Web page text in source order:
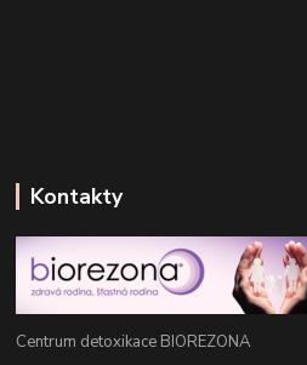
Kontakty
Centrum detoxikace BIOREZONA